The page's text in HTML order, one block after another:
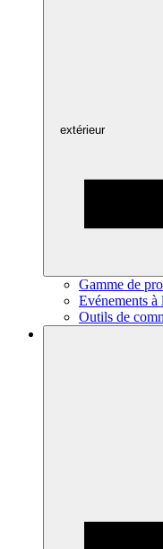
extérieur
Gamme de
Evénements à
Outils de